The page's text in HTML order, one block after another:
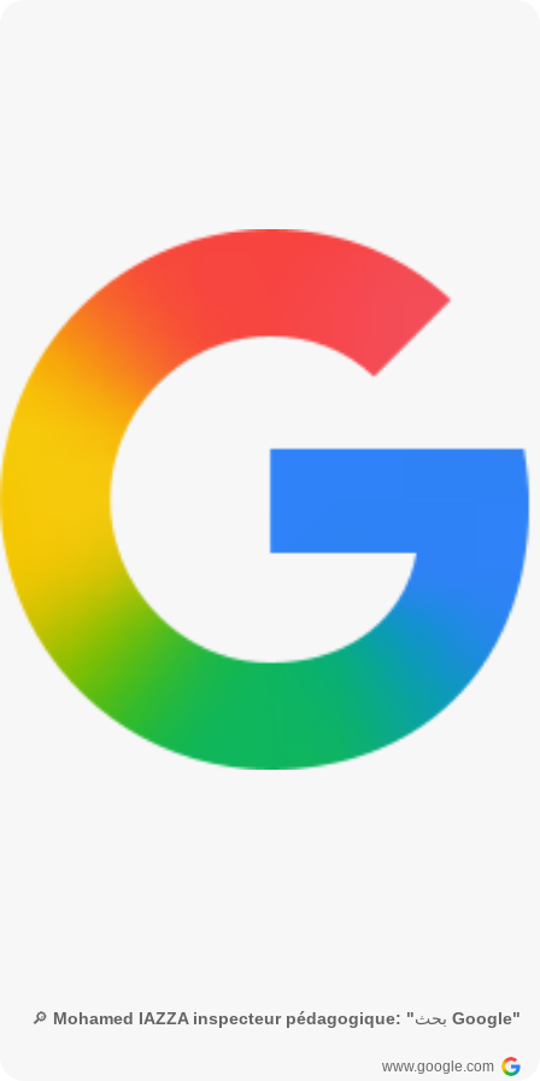
🔎 Mohamed IAZZA inspecteur pédagogique: "بحث Google"
www.google.com